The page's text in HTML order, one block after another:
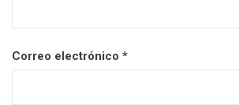
Correo electrónico *